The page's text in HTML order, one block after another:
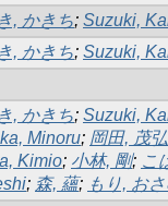
, かきち; Suzuki,
, かきち; Suzuki,
, かきち; Suzuki,
Minoru; 岡田, 茂弘
Kimio; 小林, 剛; こ
; 森, 蘊; もり, お